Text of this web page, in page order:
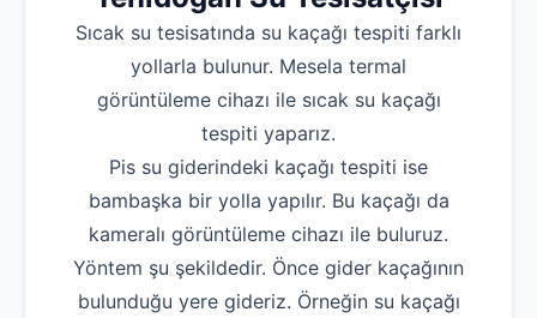
Sıcak su tesisatında su kaçağı tespiti farklı
yollarla bulunur. Mesela termal
görüntüleme cihazı ile sıcak su kaçağı
tespiti yaparız.
Pis su giderindeki kaçağı tespiti ise
bambaşka bir yolla yapılır. Bu kaçağı da
kameralı görüntüleme cihazı ile buluruz.
Yöntem şu şekildedir. Önce gider kaçağının
bulunduğu yere gideriz. Örneğin su kaçağı